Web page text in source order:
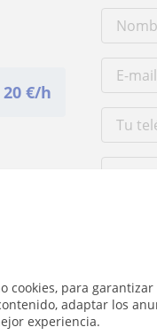
cookies, para garantizar
adaptar los
experiencia.
20 €/h